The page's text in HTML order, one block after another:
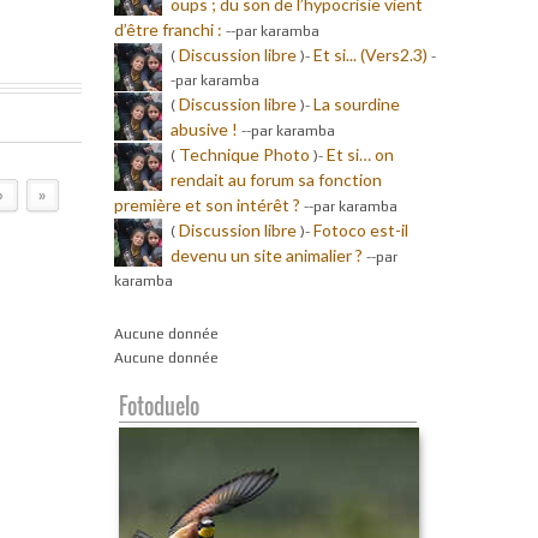
› »
d’être franchi : --par karamba
( Discussion libre)- Et si... (Vers2.3) -
-par karamba
( Discussion libre)- La sourdine
abusive ! --par karamba
( Technique Photo )- Et si… on
rendait au forum sa fonction
première et son intérêt ? --par karamba
( Discussion libre)- Fotoco est-il
devenu un site animalier ? --par
karamba
Aucune donnée
Aucune donnée
Fotoduelo